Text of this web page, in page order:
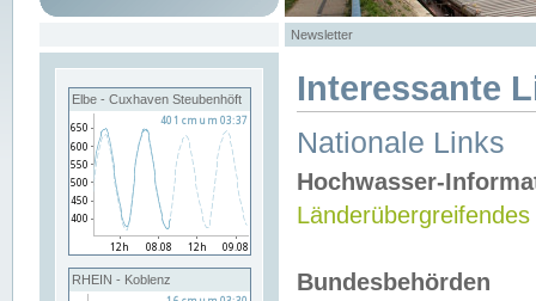
Newsletter
Elbe - Cuxhaven Steubenhöft
RHEIN - Koblenz
Interessante
Nationale Links
Hochwasser-
Bundesbehörden